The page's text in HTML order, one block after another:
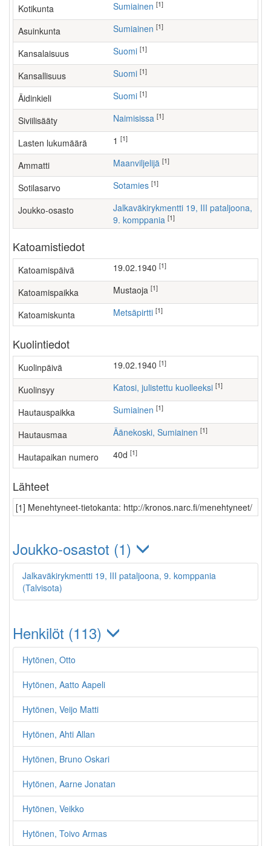
Kotikunta Sumiainen [1]
Asuinkunta Sumiainen [1]
Kansalaisuus Suomi [1]
Kansallisuus Suomi [1]
Äidinkieli Suomi [1]
Siviilisääty Naimisissa [1]
Lasten lukumäärä [1]
Ammatti maanviljelijä [1]
Sotilasarvo Sotamies [1]
Joukko-osasto
Jalkaväkirykmentti 19, III pataljoona,
9. komppania [1]
Katoamistiedot
Katoamispäivä 19.02.1940 [1]
Katoamispaikka Mustaoja [1]
Katoamiskunta Metsäpirtti [1]
Kuolintiedot
Kuolinpäivä 19.02.1940 [1]
Kuolinsyy Katosi, julistettu kuolleeksi [1]
Hautauspaikka Sumiainen [1]
Hautausmaa Äänekoski, Sumiainen [1]
Hautapaikan numero 40d [1]
Lähteet
[1] Menehtyneet-tietokanta: http://kronos.narc.fi/menehtyneet/
Joukko-osastot (1)
Jalkaväkirykmentti 19, III pataljoona, 9. komppania
(Talvisota)
Henkilöt (113)
Hytönen, Otto
Hytönen, Aatto Aapeli
Hytönen, Veijo Matti
Hytönen, Ahti Allan
Hytönen, Bruno Oskari
Hytönen, Aarne Jonatan
Hytönen, Veikko
Hytönen, Toivo Armas